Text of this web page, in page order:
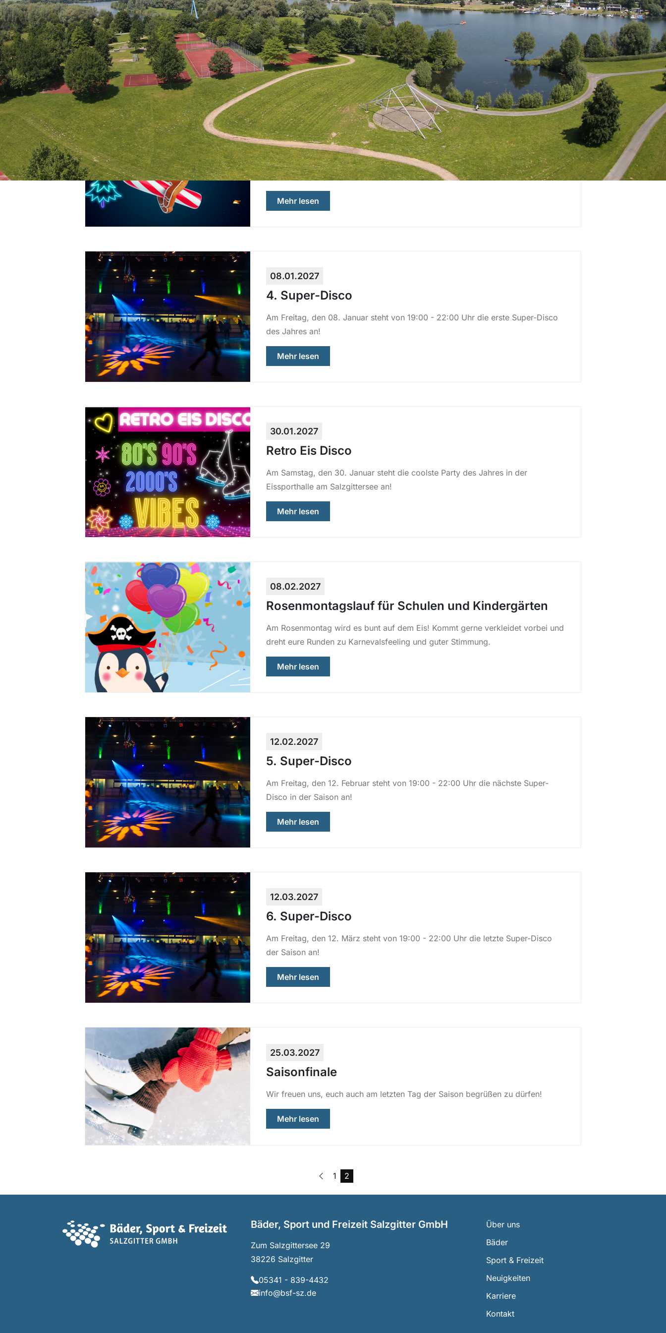
27.12.2026
After X-Mas Party
Am Sonntag, den 27. Dezember steht von 19:00-24:00 Uhr die legendäre After
X-MAS Party an!
Mehr lesen
08.01.2027
4. Super-Disco
Am Freitag, den 08. Januar steht von 19:00 - 22:00 Uhr die erste Super-Disco
des Jahres an!
Mehr lesen
30.01.2027
Retro Eis Disco
Am Samstag, den 30. Januar steht die coolste Party des Jahres in der
Eissporthalle am Salzgittersee an!
Mehr lesen
08.02.2027
Rosenmontagslauf für Schulen und Kindergärten
Am Rosenmontag wird es bunt auf dem Eis! Kommt gerne verkleidet vorbei und
dreht eure Runden zu Karnevalsfeeling und guter Stimmung.
Mehr lesen
12.02.2027
5. Super-Disco
Am Freitag, den 12. Februar steht von 19:00 - 22:00 Uhr die nächste Super-
Disco in der Saison an!
Mehr lesen
12.03.2027
6. Super-Disco
Am Freitag, den 12. März steht von 19:00 - 22:00 Uhr die letzte Super-Disco
der Saison an!
Mehr lesen
25.03.2027
Saisonfinale
Wir freuen uns, euch auch am letzten Tag der Saison begrüßen zu dürfen!
Mehr lesen
Vorherige Seite
Seite
1 Seite
2
Hauptseite Logo
Bäder, Sport und Freizeit Salzgitter GmbH
Zum Salzgittersee 29
38226 Salzgitter
05341 - 839-4432
info@bsf-sz.de
Über uns
Bäder
Sport & Freizeit
Neuigkeiten
Karriere
Kontakt